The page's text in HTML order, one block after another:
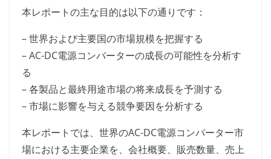
本レポートの主な目的は以下の通りです：
– 世界および主要国の市場規模を把握する
– AC-DC電源コンバーターの成長の可能性を分析す
る
– 各製品と最終用途市場の将来成長を予測する
– 市場に影響を与える競争要因を分析する
本レポートでは、世界のAC-DC電源コンバーター市
場における主要企業を、会社概要、販売数量、売上